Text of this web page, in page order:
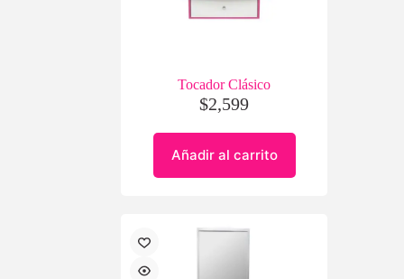
Tocador Clásico
$2,599
Añadir al carrito